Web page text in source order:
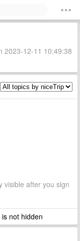
2023-12-11 10:49:38
visible after you sign
not hidden